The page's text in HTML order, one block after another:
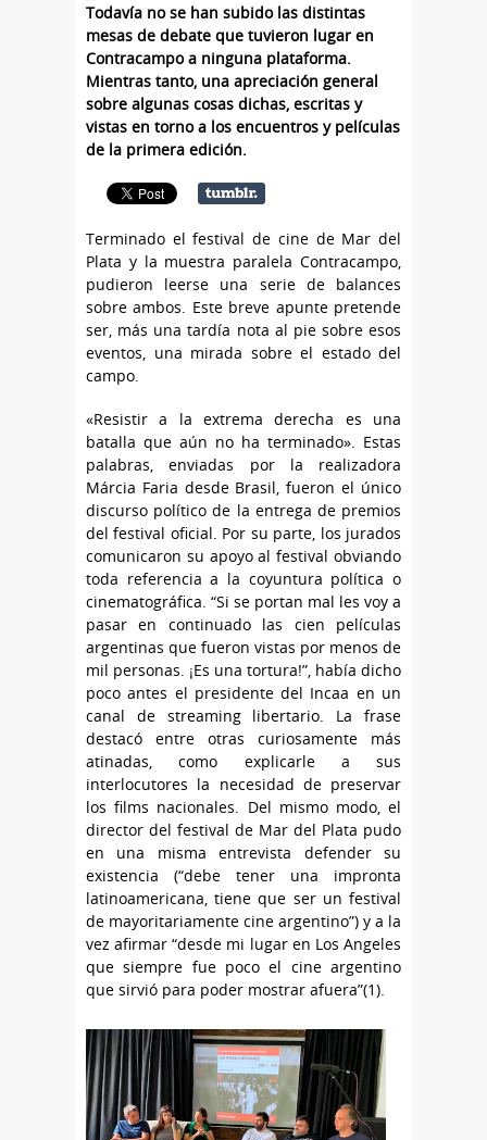
Todavía no se han subido las distintas
mesas de debate que tuvieron lugar en
Contracampo a ninguna plataforma.
Mientras tanto, una apreciación general
sobre algunas cosas dichas, escritas y
vistas en torno a los encuentros y películas
de la primera edición.
Terminado el festival de cine de Mar del
Plata y la muestra paralela Contracampo,
pudieron leerse una serie de balances
sobre ambos. Este breve apunte pretende
ser, más una tardía nota al pie sobre esos
eventos, una mirada sobre el estado del
campo.
«Resistir a la extrema derecha es una
batalla que aún no ha terminado». Estas
palabras, enviadas por la realizadora
Márcia Faria desde Brasil, fueron el único
discurso político de la entrega de premios
del festival oficial. Por su parte, los jurados
comunicaron su apoyo al festival obviando
toda referencia a la coyuntura política o
cinematográfica. “Si se portan mal les voy a
pasar en continuado las cien películas
argentinas que fueron vistas por menos de
mil personas. ¡Es una tortura!”, había dicho
poco antes el presidente del Incaa en un
canal de streaming libertario. La frase
destacó entre otras curiosamente más
atinadas, como explicarle a sus
interlocutores la necesidad de preservar
los films nacionales. Del mismo modo, el
director del festival de Mar del Plata pudo
en una misma entrevista defender su
existencia (“debe tener una impronta
latinoamericana, tiene que ser un festival
de mayoritariamente cine argentino”) y a la
vez afirmar “desde mi lugar en Los Angeles
que siempre fue poco el cine argentino
que sirvió para poder mostrar afuera”(1).